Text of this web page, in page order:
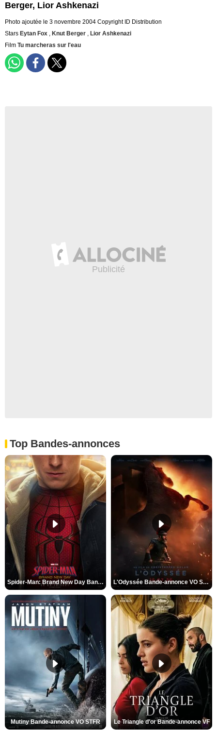
Berger, Lior Ashkenazi
Photo ajoutée le 3 novembre 2004 Copyright ID Distribution
Stars Eytan Fox , Knut Berger , Lior Ashkenazi
Film Tu marcheras sur l'eau
Top Bandes-annonces
Spider-Man: Brand New Day Bande-annonce VO STFR L'Odyssée Bande-annonce VO STFR
Mutiny Bande-annonce VO STFR Le Triangle d'or Bande-annonce VF